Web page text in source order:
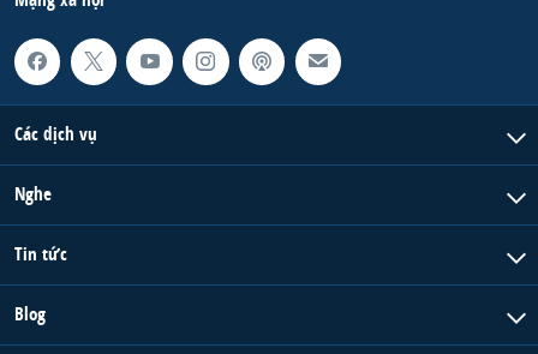
Các dịch vụ
Nghe
Tin tức
Blog